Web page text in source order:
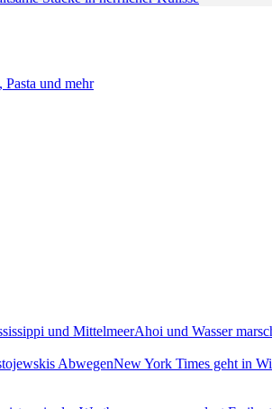
und mehr
Ahoi und Wasser
New York Times geht in